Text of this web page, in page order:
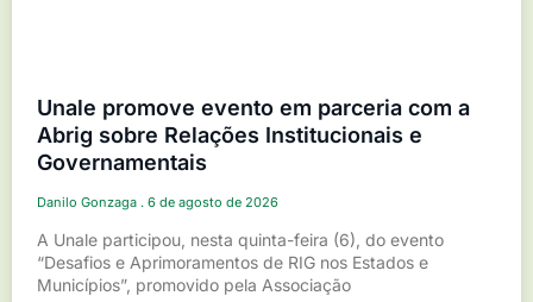
Unale promove evento em parceria com a
Abrig sobre Relações Institucionais e
Governamentais
Danilo Gonzaga 6 de agosto de 2026
A Unale participou, nesta quinta-feira (6), do evento
“Desafios e Aprimoramentos de RIG nos Estados e
Municípios”, promovido pela Associação